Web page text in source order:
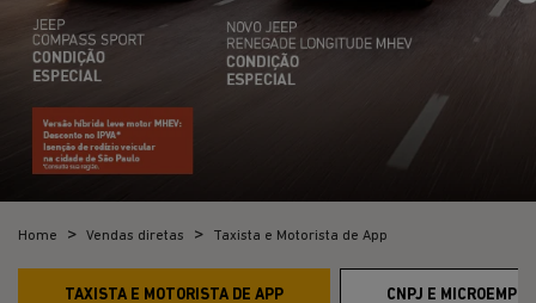
Home Vendas diretas Taxista e Motorista de App
CNPJ E
TAXISTA E MOTORISTA DE APP